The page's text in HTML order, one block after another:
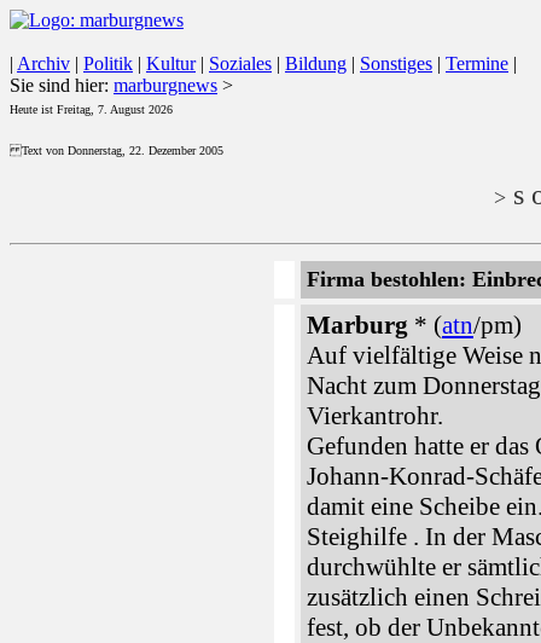
| Archiv | Politik | Kultur| Soziales | Bildung | Sonstiges | Termine |
Sie sind hier: marburgnews >
Heute ist Freitag, 7. August 2026
Text von Donnerstag, 22. Dezember 2005
> s
Firma bestohlen:
Marburg * (atn/pm)
Auf vielfältige Weise
Nacht zum
Vierkantrohr.
Gefunden hatte er
Johann-Konrad-
damit eine Scheibe
Steighilfe . In der
durchwühlte er
zusätzlich einen
fest, ob der